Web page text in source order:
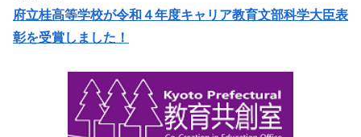
府立桂高等学校が令和４年度キャリア教育文部科学大臣表
彰を受賞しました！